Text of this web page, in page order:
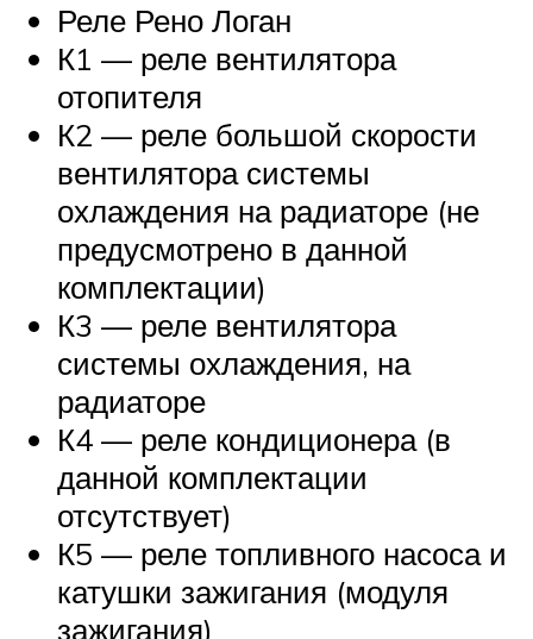
Реле Рено Логан
К1 — реле вентилятора
отопителя
К2 — реле большой скорости
вентилятора системы
охлаждения на радиаторе (не
предусмотрено в данной
комплектации)
К3 — реле вентилятора
системы охлаждения, на
радиаторе
К4 — реле кондиционера (в
данной комплектации
отсутствует)
К5 — реле топливного насоса и
катушки зажигания (модуля
зажигания)